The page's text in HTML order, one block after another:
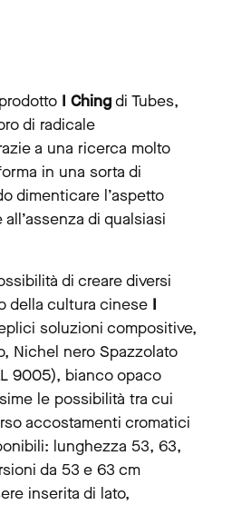
I Chingdi Tubes,
di radicale
a una ricerca molto
in una sorta di
dimenticare l’aspetto
di qualsiasi
di creare diversi
della cultura cinese I
soluzioni compositive,
Nichel nero Spazzolato
9005), bianco opaco
le possibilità tra cui
accostamenti cromatici
lunghezza 53, 63,
da 53 e 63 cm
inserita di lato,